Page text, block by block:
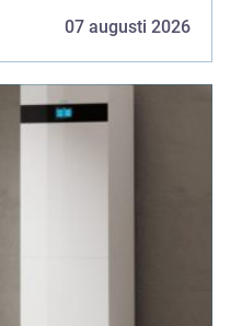
07 augusti 2026